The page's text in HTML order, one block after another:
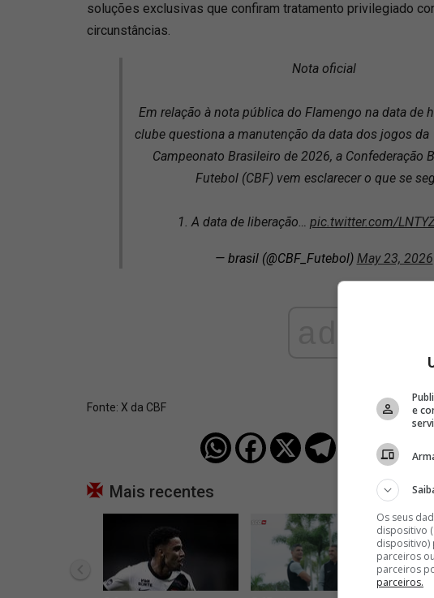
soluções exclusivas que confiram tratamento privilegiado
circunstâncias.
Nota oficial
Em relação à nota pública do Flamengo na data de
clube questiona a manutenção da data dos jogos da
Campeonato Brasileiro de 2026, a Confederação
Futebol (CBF) vem esclarecer o que se
1. A data de liberação… pic.twitter.com/
— brasil (@CBF_Futebol) May 23, 2026
Fonte: X da CBF
Mais recentes
e
Os seus
dispositivo
dispositivo)
parceiros
parceiros
parceiros.